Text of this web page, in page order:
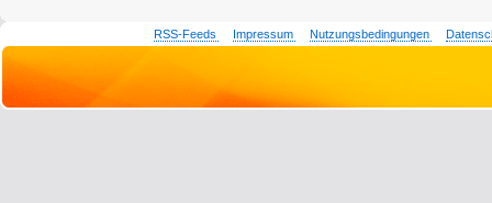
RSS-Feeds Impressum Nutzungsbedingungen